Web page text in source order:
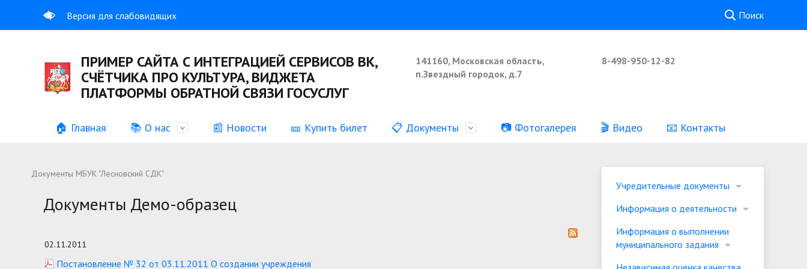
Версия для слабовидящих Поиск
ПРИМЕР САЙТА С ИНТЕГРАЦИЕЙ СЕРВИСОВ ВК,
СЧЁТЧИКА ПРО КУЛЬТУРА, ВИДЖЕТА
ПЛАТФОРМЫ ОБРАТНОЙ СВЯЗИ ГОСУСЛУГ
141160, Московская область,
п.Звездный городок, д.7
8-498-950-12-82
🏠 Главная 📚 О нас
Общая информация
📰 Новости 🎫 Купить билет 📋 Документы
Учредительные документы
предоставления услуг
Противодействие коррупции Иная информация
📷 Фотогалерея 🎬 Видео 📧 Контакты
Документы МБУК "Лесновский СДК"
Документы Демо-образец
02.11.2011
Постановление № 32 от 03.11.2011 О создании учреждения
Учредительные документы
Информация о деятельности
Информация о выполнении
муниципального задания